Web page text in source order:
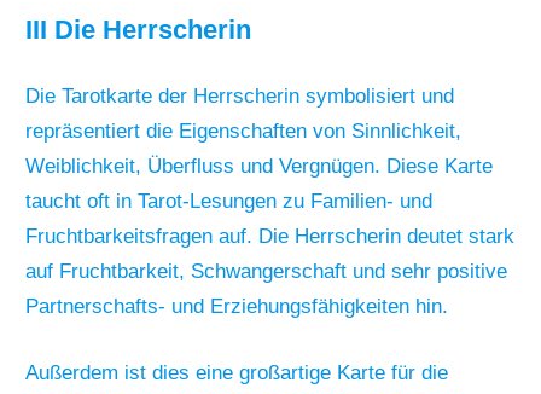
III Die Herrscherin
Die Tarotkarte der Herrscherin symbolisiert und
repräsentiert die Eigenschaften von Sinnlichkeit,
Weiblichkeit, Überfluss und Vergnügen. Diese Karte
taucht oft in Tarot-Lesungen zu Familien- und
Fruchtbarkeitsfragen auf. Die Herrscherin deutet stark
auf Fruchtbarkeit, Schwangerschaft und sehr positive
Partnerschafts- und Erziehungsfähigkeiten hin.
Außerdem ist dies eine großartige Karte für die